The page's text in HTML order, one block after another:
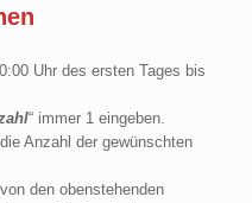
Uhr des ersten Tages bis
“ immer 1 eingeben.
Anzahl der gewünschten
den obenstehenden